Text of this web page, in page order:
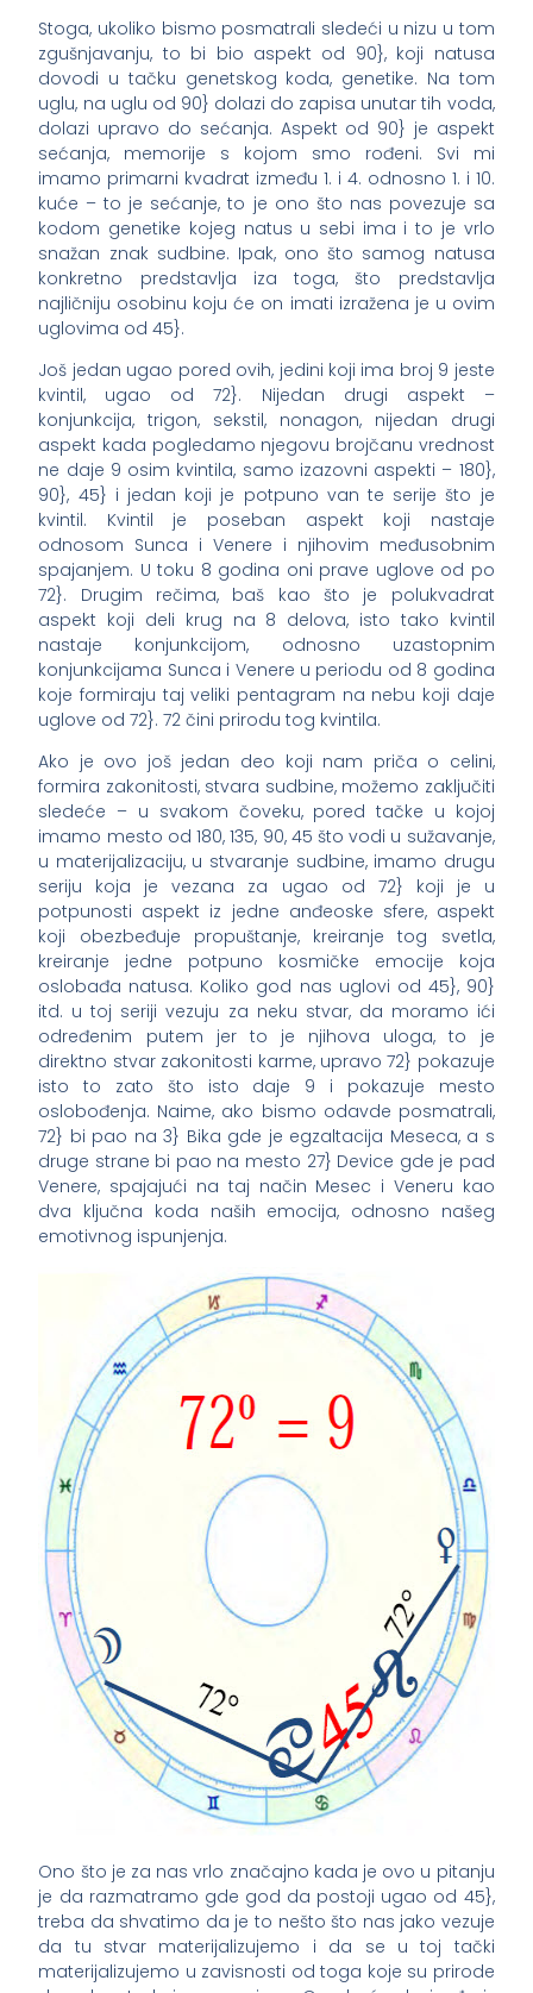
Stoga, ukoliko bismo posmatrali sledeći u nizu u tom
zgušnjavanju, to bi bio aspekt od 90}, koji natusa
dovodi u tačku genetskog koda, genetike. Na tom
uglu, na uglu od 90} dolazi do zapisa unutar tih voda,
dolazi upravo do sećanja. Aspekt od 90} je aspekt
sećanja, memorije s kojom smo rođeni. Svi mi
imamo primarni kvadrat između 1. i 4. odnosno 1. i 10.
kuće – to je sećanje, to je ono što nas povezuje sa
kodom genetike kojeg natus u sebi ima i to je vrlo
snažan znak sudbine. Ipak, ono što samog natusa
konkretno predstavlja iza toga, što predstavlja
najličniju osobinu koju će on imati izražena je u ovim
uglovima od 45}.
Još jedan ugao pored ovih, jedini koji ima broj 9 jeste
kvintil, ugao od 72}. Nijedan drugi aspekt –
konjunkcija, trigon, sekstil, nonagon, nijedan drugi
aspekt kada pogledamo njegovu brojčanu vrednost
ne daje 9 osim kvintila, samo izazovni aspekti – 180},
90}, 45} i jedan koji je potpuno van te serije što je
kvintil. Kvintil je poseban aspekt koji nastaje
odnosom Sunca i Venere i njihovim međusobnim
spajanjem. U toku 8 godina oni prave uglove od po
72}. Drugim rečima, baš kao što je polukvadrat
aspekt koji deli krug na 8 delova, isto tako kvintil
nastaje konjunkcijom, odnosno uzastopnim
konjunkcijama Sunca i Venere u periodu od 8 godina
koje formiraju taj veliki pentagram na nebu koji daje
uglove od 72}. 72 čini prirodu tog kvintila.
Ako je ovo još jedan deo koji nam priča o celini,
formira zakonitosti, stvara sudbine, možemo zaključiti
sledeće – u svakom čoveku, pored tačke u kojoj
imamo mesto od 180, 135, 90, 45 što vodi u sužavanje,
u materijalizaciju, u stvaranje sudbine, imamo drugu
seriju koja je vezana za ugao od 72} koji je u
potpunosti aspekt iz jedne anđeoske sfere, aspekt
koji obezbeđuje propuštanje, kreiranje tog svetla,
kreiranje jedne potpuno kosmičke emocije koja
oslobađa natusa. Koliko god nas uglovi od 45}, 90}
itd. u toj seriji vezuju za neku stvar, da moramo ići
određenim putem jer to je njihova uloga, to je
direktno stvar zakonitosti karme, upravo 72} pokazuje
isto to zato što isto daje 9 i pokazuje mesto
oslobođenja. Naime, ako bismo odavde posmatrali,
72} bi pao na 3} Bika gde je egzaltacija Meseca, a s
druge strane bi pao na mesto 27} Device gde je pad
Venere, spajajući na taj način Mesec i Veneru kao
dva ključna koda naših emocija, odnosno našeg
emotivnog ispunjenja.
Ono što je za nas vrlo značajno kada je ovo u pitanju
je da razmatramo gde god da postoji ugao od 45},
treba da shvatimo da je to nešto što nas jako vezuje
da tu stvar materijalizujemo i da se u toj tački
materijalizujemo u zavisnosti od toga koje su prirode